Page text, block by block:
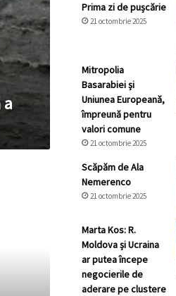
Prima zi de pușcărie
21 octombrie 2025
Mitropolia
Basarabiei și
Uniunea Europeană,
împreună pentru
valori comune
21 octombrie 2025
Scăpăm de Ala
Nemerenco
21 octombrie 2025
Marta Kos: R.
Moldova și Ucraina
ar putea începe
negocierile de
aderare pe clustere